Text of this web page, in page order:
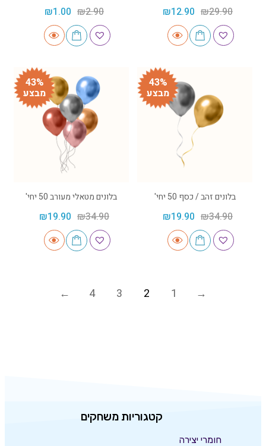
₪29.90
₪12.90
₪2.90
₪1.00
43%
מבצע
בלונים זהב / כסף 50 יחי'
₪34.90
₪19.90
43%
מבצע
בלונים מטאלי מעורב 50 יחי'
₪34.90
₪19.90
1
2
3
4
קטגוריות משחקים
חומרי יצירה